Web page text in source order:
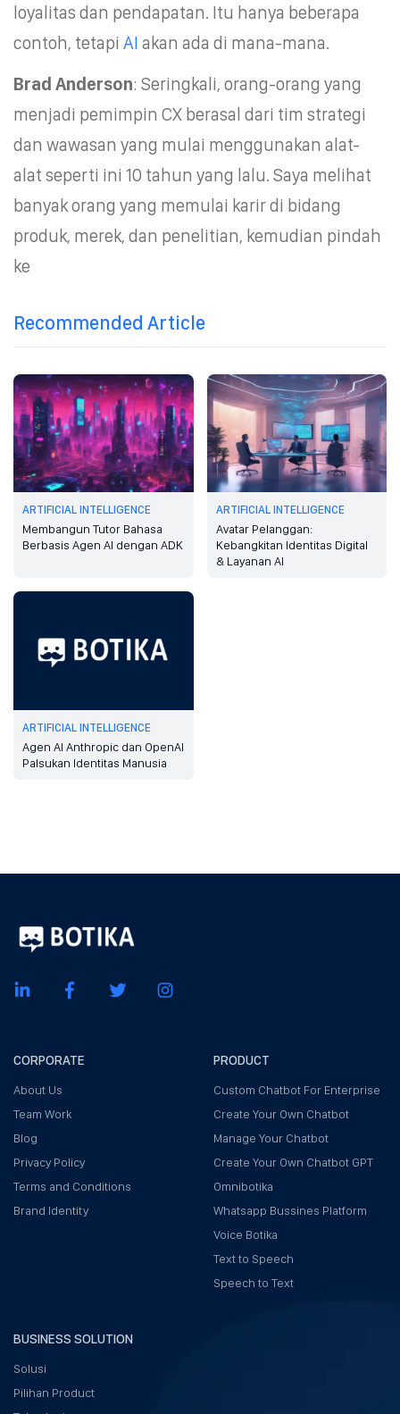
loyalitas dan pendapatan. Itu hanya beberapa
contoh, tetapi AI akan ada di mana-mana.
Brad Anderson: Seringkali, orang-orang yang
menjadi pemimpin CX berasal dari tim strategi
dan wawasan yang mulai menggunakan alat-
alat seperti ini 10 tahun yang lalu. Saya melihat
banyak orang yang memulai karir di bidang
produk, merek, dan penelitian, kemudian pindah
ke
Recommended Article
ARTIFICIAL INTELLIGENCE
Membangun Tutor Bahasa
Berbasis Agen AI dengan ADK
ARTIFICIAL INTELLIGENCE
Avatar Pelanggan:
Kebangkitan Identitas Digital
& Layanan AI
ARTIFICIAL INTELLIGENCE
Agen AI Anthropic dan OpenAI
Palsukan Identitas Manusia
CORPORATE
About Us
Team Work
Blog
Privacy Policy
Terms and Conditions
Brand Identity
PRODUCT
Custom Chatbot For Enterprise
Create Your Own Chatbot
Manage Your Chatbot
Create Your Own Chatbot GPT
Omnibotika
Whatsapp Bussines Platform
Voice Botika
Text to Speech
Speech to Text
BUSINESS SOLUTION
Solusi
Pilihan Product